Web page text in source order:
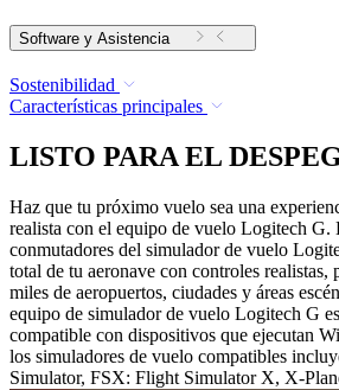
Software y Asistencia
Sostenibilidad
Características principales
LISTO PARA EL
Haz que tu próximo vuelo sea una
realista con el equipo de vuelo Logitech G.
conmutadores del simulador de vuelo
total de tu aeronave con controles realistas,
miles de aeropuertos, ciudades y áreas
equipo de simulador de vuelo Logitech G
compatible con dispositivos que ejecutan
los simuladores de vuelo compatibles
Simulator, FSX: Flight Simulator X, X-